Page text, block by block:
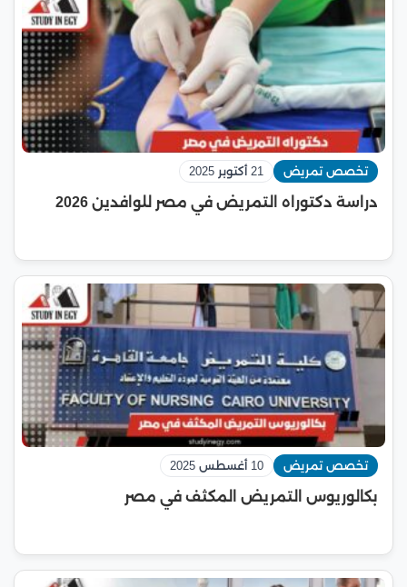
تخصص تمريض 21 أكتوبر 2025
دراسة دكتوراه التمريض في مصر للوافدين 2026
تخصص تمريض 10 أغسطس 2025
بكالوريوس التمريض المكثف في مصر